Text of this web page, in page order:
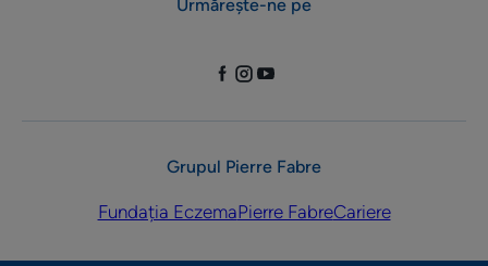
Urmărește-ne pe
Grupul Pierre Fabre
Fundația EczemaPierre FabreCariere